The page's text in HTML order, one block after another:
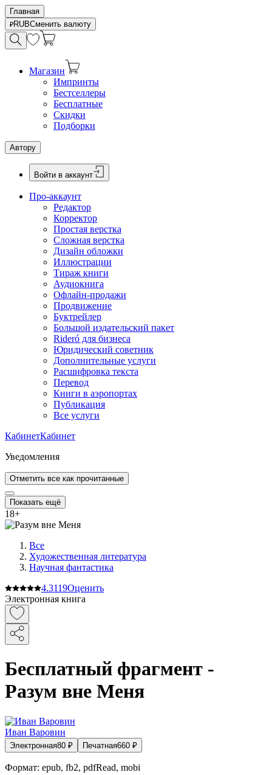
Главная
RUBСменить валюту
Магазин
Импринты
Бестселлеры
Бесплатные
Скидки
Подборки
Автору
Войти в аккаунт
Про-аккаунт
Редактор
Корректор
Простая верстка
Сложная верстка
Дизайн обложки
Иллюстрации
Тираж книги
Аудиокнига
Офлайн-продажи
Продвижение
Буктрейлер
Большой издательский пакет
Rideró для бизнеса
Юридический советник
Дополнительные услуги
Расшифровка текста
Перевод
Книги в аэропортах
Публикация
Все услуги
КабинетКабинет
Уведомления
Отметить все как прочитанные
Показать ещё
18+
Все
Художественная литература
Научная фантастика
4.3119Оценить
Электронная книга
Бесплатный фрагмент -
Разум вне Меня
Иван Варовин
Электронная80 ₽ Печатная660 ₽
Формат: epub, fb2, pdfRead, mobi